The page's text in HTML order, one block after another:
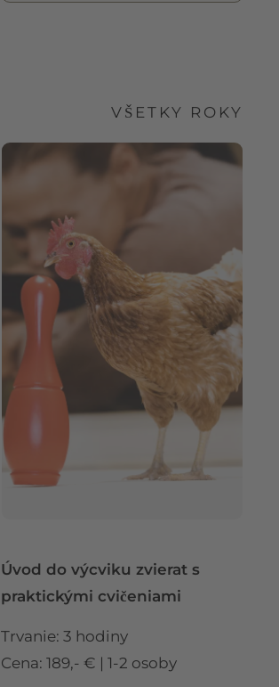
VŠETKY ROKY
Úvod do výcviku zvierat s
praktickými cvičeniami
Trvanie: 3 hodiny
Cena: 189,- € | 1-2 osoby